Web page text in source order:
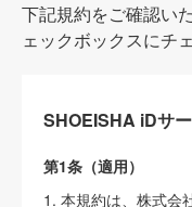
下記規約をご確認い
ェックボックスにチ
SHOEISHA iDサ
第1条（適用）
1. 本規約は、株式会